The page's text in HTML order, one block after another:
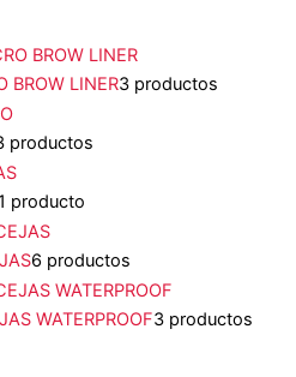
(0)
BROW LINER3 productos
productos
producto
6 productos
WATERPROOF3 productos